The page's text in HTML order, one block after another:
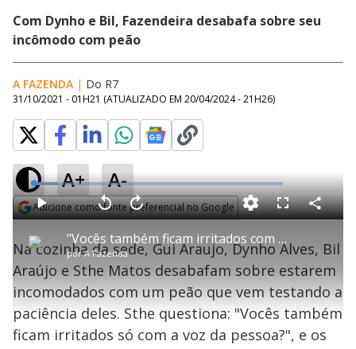
Com Dynho e Bil, Fazendeira desabafa sobre seu
incômodo com peão
A FAZENDA | Do R7
31/10/2021 - 01H21 (ATUALIZADO EM 20/04/2024 - 21H26)
A+ A-
Adicione como fonte preferencial no Google
P
l
"Vocês também ficam irritados com a voz da pessoa?", questiona Sthe - A Fazenda 13
porA Fazenda
P V
t
a
r
n
d
s
A
a
n
ç
a
1
s
e
u
n
L
o
a
d
e
.
8
6
%
F
l
s
e
n
C
o
r
i
l
h
a
Na cozinha da sede, Gui Araujo, Dynho Alves, Bil
Araújo e Sthe Matos desabafam sobre estarem
incomodados com um peão que vem testando a
paciência deles. Sthe questiona: "Vocês também
ficam irritados só com a voz da pessoa?", e os